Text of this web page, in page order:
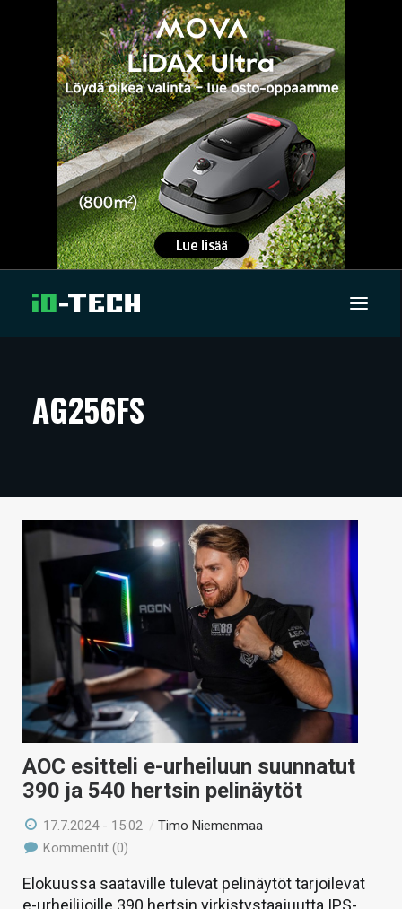
ARTIKKELIT
TECHBBS
TIETOA
HINTA.FI
KAUPPA
VAIHDA TEEMA
HAKU
AG256FS
AOC esitteli e-urheiluun suunnatut
390 ja 540 hertsin pelinäytöt
17.7.2024 - 15:02 /Timo Niemenmaa
Kommentit (0)
Elokuussa saataville tulevat pelinäytöt tarjoilevat